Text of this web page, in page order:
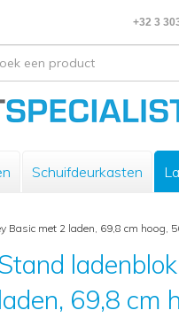
+32 3
Schuifdeurkasten
Basic met 2 laden, 69,8 cm hoog,
laden, 69,8 cm